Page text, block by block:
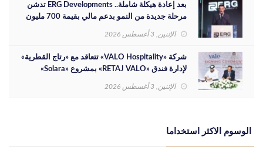
بعد إعادة هيكلة شاملة.. ERG Developments تدشن
مرحلة جديدة من النمو بدعم مالي بقيمة 700 مليون
الإثنين, 3 أغسطس 2026
شركة «VALO Hospitality» تتعاقد مع «رتاج القطرية»
لإدارة فندق «RETAJ VALO» بمشروع «Solara»
الإثنين, 3 أغسطس 2026
الوسوم الاكثر استخداما